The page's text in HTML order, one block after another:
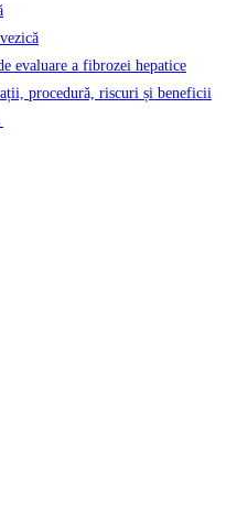
evaluare a fibrozei hepatice
procedură, riscuri și beneficii